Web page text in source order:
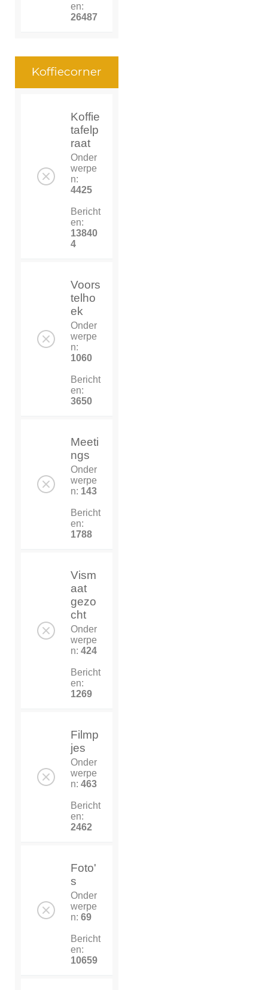
en:
26487
Koffiecorner
Koffie
tafelp
raat
Onder
werpe
n:
4425
Bericht
en:
13840
4
Voors
telho
ek
Onder
werpe
n:
1060
Bericht
en:
3650
Meeti
ngs
Onder
werpe
n: 143
Bericht
en:
1788
Vism
aat
gezo
cht
Onder
werpe
n: 424
Bericht
en:
1269
Filmp
jes
Onder
werpe
n: 463
Bericht
en:
2462
Foto'
s
Onder
werpe
n: 69
Bericht
en:
10659